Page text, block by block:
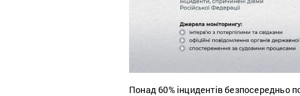
Понад 60% інцидентів безпосередньо